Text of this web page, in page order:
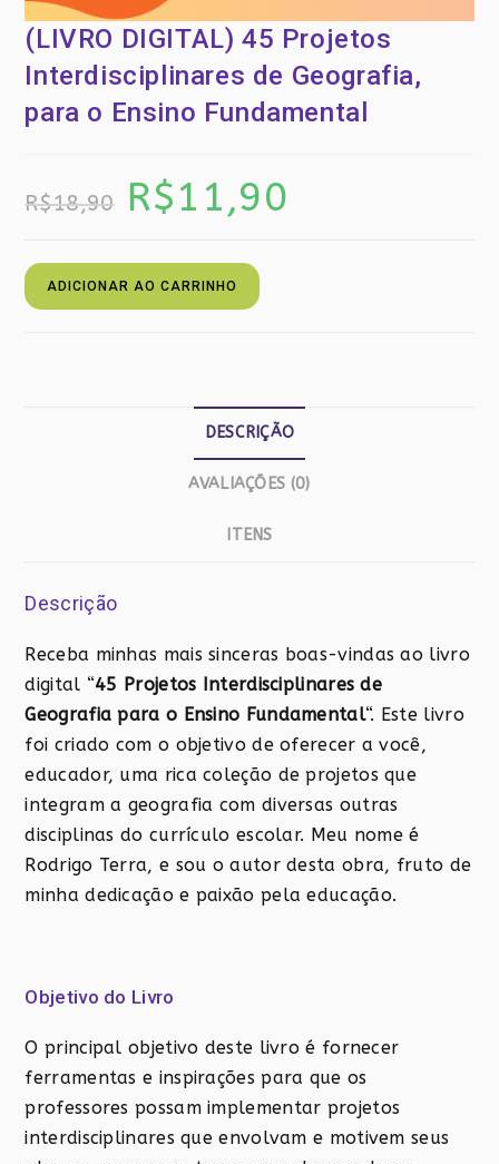
(LIVRO DIGITAL) 45 Projetos
Interdisciplinares de Geografia,
para o Ensino Fundamental
R$18,90
O
preço
original
R$11,90
(LIVRO
DIGITAL)
ADICIONAR AO CARRINHO
DESCRIÇÃO
AVALIAÇÕES (0)
ITENS
Descrição
Receba minhas mais sinceras boas-vindas ao livro
digital “45 Projetos Interdisciplinares de
Geografia para o Ensino Fundamental“. Este livro
foi criado com o objetivo de oferecer a você,
educador, uma rica coleção de projetos que
integram a geografia com diversas outras
disciplinas do currículo escolar. Meu nome é
Rodrigo Terra, e sou o autor desta obra, fruto de
minha dedicação e paixão pela educação.
Objetivo do Livro
O principal objetivo deste livro é fornecer
ferramentas e inspirações para que os
professores possam implementar projetos
interdisciplinares que envolvam e motivem seus